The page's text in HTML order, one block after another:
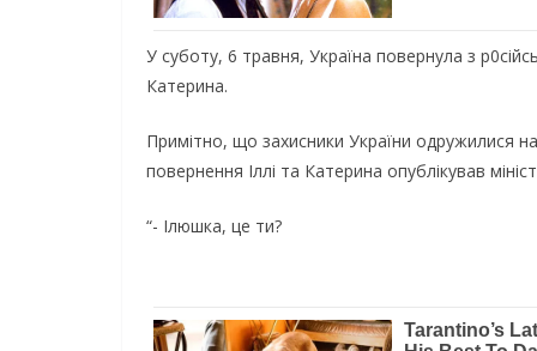
У суботу, 6 травня, Україна повернула з
Катерина.
Примітно, що захисники України одружилися
повернення Іллі та Катерина опублікував
“- Ілюшка, це ти?